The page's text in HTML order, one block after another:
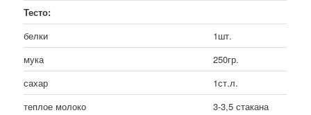
Тесто:
белки
1шт.
мука
250гр.
сахар
1ст.л.
теплое молоко
3-3,5 стакана